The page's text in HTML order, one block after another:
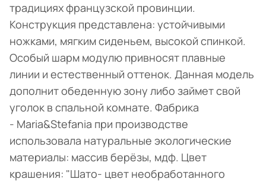
традициях французской провинции.
Конструкция представлена: устойчивыми
ножками, мягким сиденьем, высокой спинкой.
Особый шарм модулю привносят плавные
линии и естественный оттенок. Данная модель
дополнит обеденную зону либо займет свой
уголок в спальной комнате. Фабрика
- Maria&Stefania при производстве
использовала натуральные экологические
материалы: массив берёзы, мдф. Цвет
крашения: "Шато- цвет необработанного